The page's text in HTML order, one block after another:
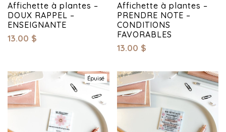
Affichette à plantes –
DOUX RAPPEL –
ENSEIGNANTE
13.00 $
Affichette à plantes –
PRENDRE NOTE –
CONDITIONS
FAVORABLES
13.00 $
Épuisé